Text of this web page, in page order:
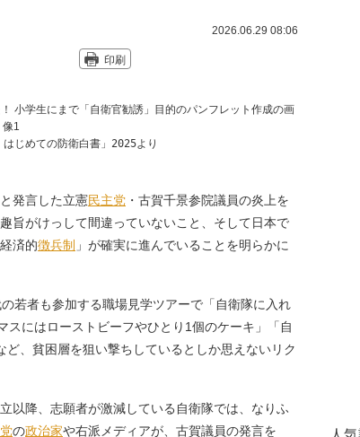
2026.06.29 08:06
印刷
はじめての防衛白書」2025より
発言した立憲民主党 ・古賀千景参院議員の炎上を
旨がけっして間違っていないこと、そして日本で
済的徴兵制 」が確実に進んでいることを明らかに
若者も参加する職場見学ツアーで「自衛隊に入れ
にはローストビーフやひとり1個のケーキ」「自
、貧困層を狙い撃ちしているとしか思えないリク
以降、志願者が激減している自衛隊では、なりふ
の政治家や右派メディアが、古賀議員の発言を